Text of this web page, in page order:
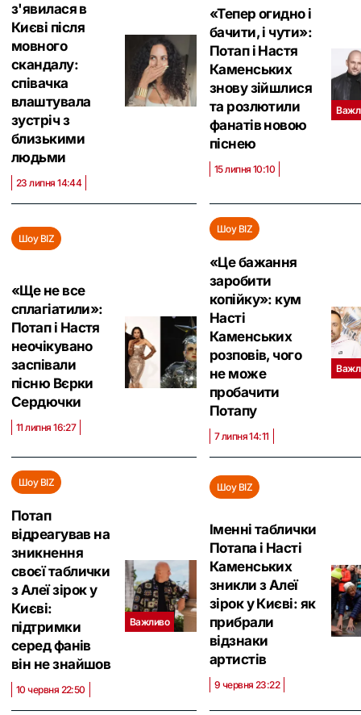
з'явилася в
Києві після
мовного
скандалу:
співачка
влаштувала
зустріч з
близькими
людьми
23 липня 14:44
«Тепер огидно і
бачити, і чути»:
Потап і Настя
Каменських
знову зійшлися
та розлютили
фанатів новою
піснею
15 липня 10:10
Шоу BIZ
«Ще не все
сплагіатили»:
Потап і Настя
неочікувано
заспівали
пісню Вєрки
Сердючки
11 липня 16:27
Шоу BIZ
«Це бажання
заробити
копійку»: кум
Насті
Каменських
розповів, чого
не може
пробачити
Потапу
7 липня 14:11
Важливо
Шоу BIZ
Потап
відреагував на
зникнення
своєї таблички
з Алеї зірок у
Києві:
підтримки
серед фанів
він не знайшов
10 червня 22:50
Шоу BIZ
Іменні таблички
Потапа і Насті
Каменських
зникли з Алеї
зірок у Києві: як
прибрали
відзнаки
артистів
9 червня 23:22